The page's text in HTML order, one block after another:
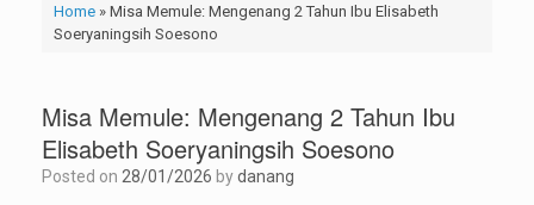
Home» Misa Memule: Mengenang 2 Tahun Ibu Elisabeth
Soeryaningsih Soesono
Misa Memule: Mengenang 2 Tahun Ibu
Elisabeth Soeryaningsih Soesono
Posted on 28/01/2026 bydanang